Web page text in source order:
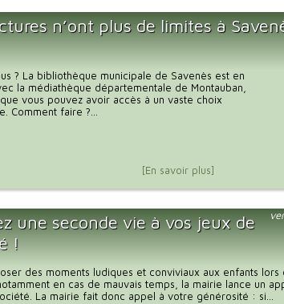
n’ont plus de limites à
? La bibliothèque municipale de Savenès est en
la médiathèque départementale de Montauban,
vous pouvez avoir accès à un vaste choix
Comment faire ?...
[En savoir plus]
une seconde vie à vos jeux de
!
des moments ludiques et conviviaux aux enfants lors
en cas de mauvais temps, la mairie lance un
La mairie fait donc appel à votre générosité : si...